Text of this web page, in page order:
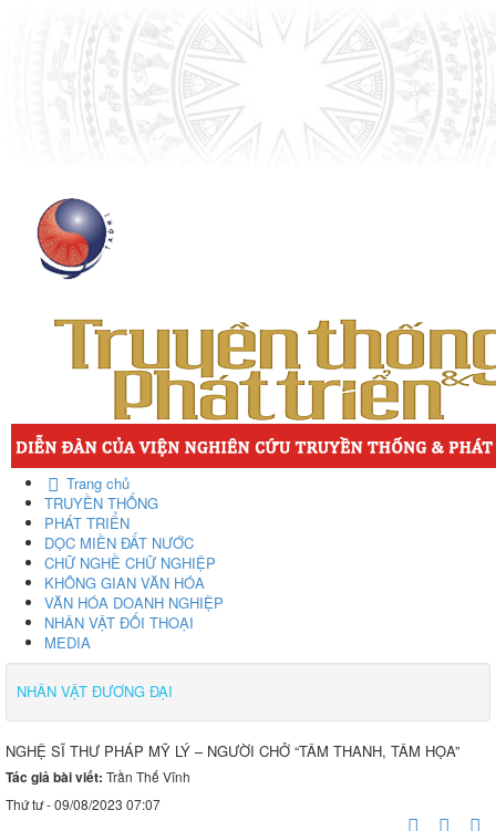
Trang chủ
TRUYỀN THỐNG
PHÁT TRIỂN
DỌC MIỀN ĐẤT NƯỚC
CHỮ NGHỀ CHỮ NGHIỆP
KHÔNG GIAN VĂN HÓA
VĂN HÓA DOANH NGHIỆP
NHÂN VẬT ĐỐI THOẠI
MEDIA
NHÂN VẬT ĐƯƠNG ĐẠI
NGHỆ SĨ THƯ PHÁP MỸ LÝ – NGƯỜI CHỞ “TÂM THANH, TÂM HỌA”
Tác giả bài viết: Trần Thế Vĩnh
Thứ tư - 09/08/2023 07:07